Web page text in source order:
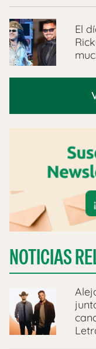
El
NOTICIAS